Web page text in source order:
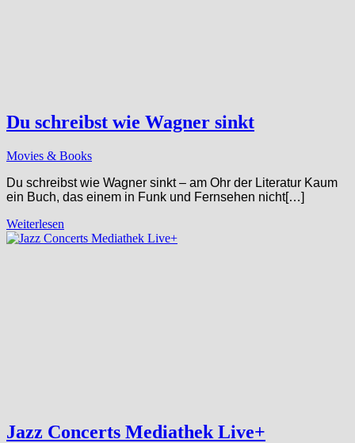
Du schreibst wie Wagner sinkt
Movies & Books
Du schreibst wie Wagner sinkt – am Ohr der Literatur Kaum
ein Buch, das einem in Funk und Fernsehen nicht[…]
Weiterlesen
Jazz Concerts Mediathek Live+